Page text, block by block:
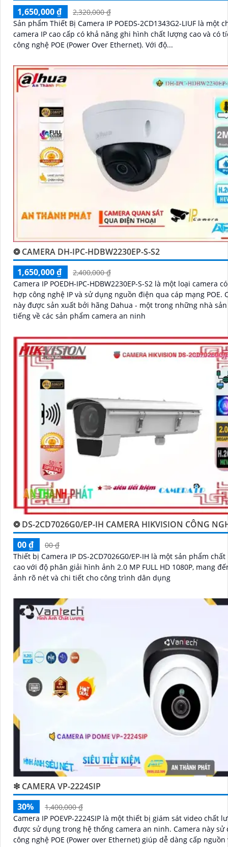
1,650,000 ₫
2,320,000 ₫
Sản phẩm Thiết Bị Camera IP POEDS-2CD1343G2-LIUF là một
camera IP cao cấp có khả năng ghi hình chất lượng cao và có
công nghệ POE (Power Over Ethernet). Với độ...
❂ CAMERA DH-IPC-HDBW2230EP-S-S2
1,650,000 ₫
2,400,000 ₫
Camera IP POEDH-IPC-HDBW2230EP-S-S2 là một loại camera
hợp công nghệ IP và sử dụng nguồn điện qua cáp mạng POE. Camera
này được sản xuất bởi hãng Dahua - một trong những nhà
tiếng về các sản phẩm camera an ninh
❂ DS-2CD7026G0/EP-IH CAMERA HIKVISION CÔNG
00 ₫
00 ₫
Thiết bị Camera IP DS-2CD7026G0/EP-IH là một sản phẩm
cao với độ phân giải hình ảnh 2.0 MP FULL HD 1080P, mang
ảnh rõ nét và chi tiết cho công trình dân dụng
❇ CAMERA VP-2224SIP
30%
1,400,000 ₫
Camera IP POEVP-2224SIP là một thiết bị giám sát video chất
được sử dụng trong hệ thống camera an ninh. Camera này sử dụng
công nghệ POE (Power over Ethernet) giúp dễ dàng cấp nguồn